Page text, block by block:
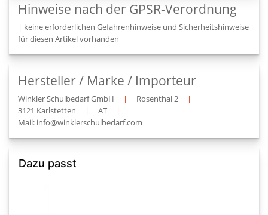
Hinweise nach der GPSR-Verordnung
| keine erforderlichen Gefahrenhinweise und Sicherheitshinweise
für diesen Artikel vorhanden
Hersteller / Marke / Importeur
Winkler Schulbedarf GmbH | Rosenthal 2
|
3121 Karlstetten
| AT
|
Mail: info@winklerschulbedarf.com
Dazu passt